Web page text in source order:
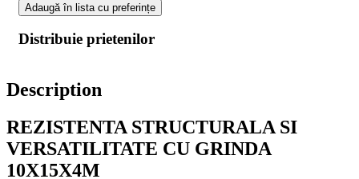
Adaugă în lista cu preferințe
Distribuie prietenilor
Description
REZISTENTA STRUCTURALA SI
VERSATILITATE CU GRINDA
10X15X4M